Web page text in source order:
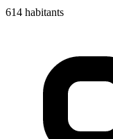
614 habitants